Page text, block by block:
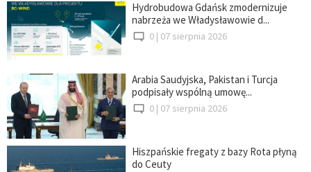
Hydrobudowa Gdańsk zmodernizuje
nabrzeża we Władysławowie d...
0 | 07 sierpnia 2026
Arabia Saudyjska, Pakistan i Turcja
podpisały wspólną umowę...
0 | 07 sierpnia 2026
Hiszpańskie fregaty z bazy Rota płyną
do Ceuty